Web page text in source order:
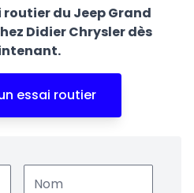
routier du Jeep Grand
Didier Chrysler dès
essai routier